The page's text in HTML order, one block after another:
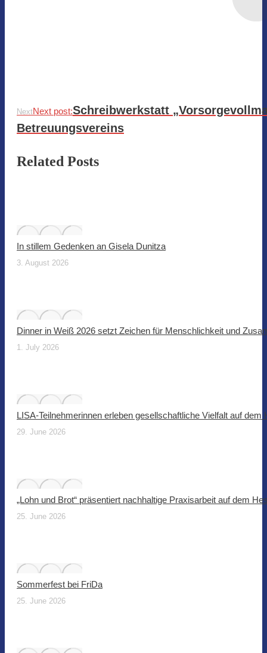
NextNext post:Schreibwerkstatt
Betreuungsvereins
Related Posts
In stillem Gedenken an Gisela Dunitza
3. August 2026
Dinner in Weiß 2026 setzt Zeichen für Menschlichkeit und
1. July 2026
LISA-Teilnehmerinnen erleben gesellschaftliche Vielfalt auf dem
29. June 2026
„Lohn und Brot“ präsentiert nachhaltige Praxisarbeit auf dem
25. June 2026
Sommerfest bei FriDa
25. June 2026